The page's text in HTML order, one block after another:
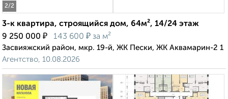
2/2
3-к квартира, строящийся дом, 64м², 14/24 этаж
9 250 000 ₽ 143 600 ₽ за м²
Засвияжский район, мкр. 19-й, ЖК Пески, ЖК Аквамарин-2 1
Агентство, 10.08.2026